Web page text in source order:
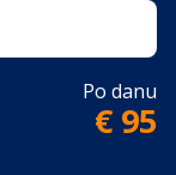
Po danu
€ 95